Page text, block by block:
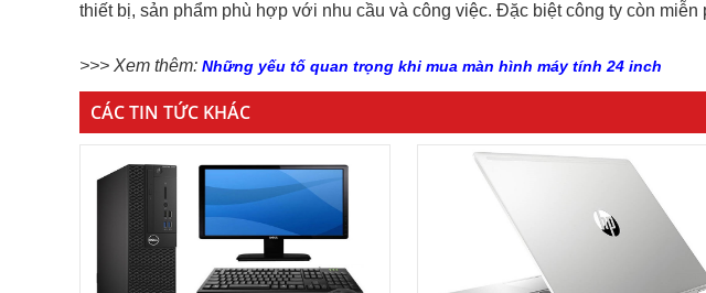
thiết bị, sản phẩm phù hợp với nhu cầu và công việc. Đặc biệt công ty còn
>>> Xem thêm: Những yếu tố quan trọng khi mua màn hình máy tính 24 inch
CÁC TIN TỨC KHÁC